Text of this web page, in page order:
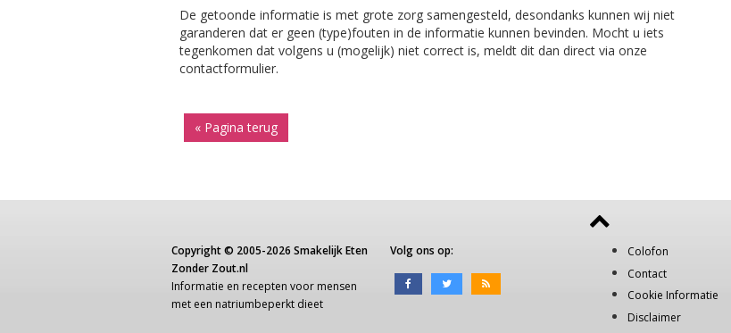
De getoonde informatie is met grote zorg samengesteld, desondanks kunnen wij niet
garanderen dat er geen (type)fouten in de informatie kunnen bevinden. Mocht u iets
tegenkomen dat volgens u (mogelijk) niet correct is, meldt dit dan direct via onze
contactformulier.
« Pagina terug
Copyright © 2005-2026 Smakelijk Eten
Zonder Zout.nl
Informatie en recepten voor mensen
met een natriumbeperkt dieet
Volg ons op:
Colofon
Contact
Cookie Informatie
Disclaimer